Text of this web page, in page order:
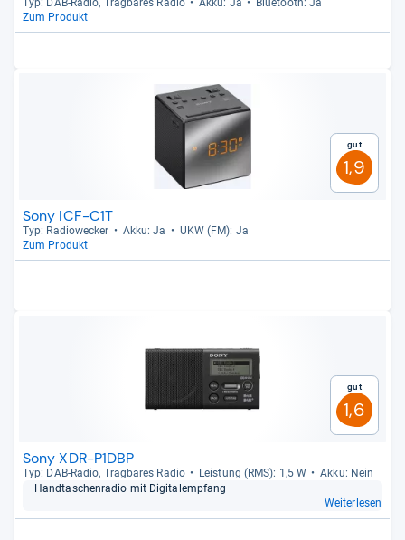
Typ: DAB-​Radio, Trag­ba­res Radio Akku: Ja
Blue­tooth: Ja
Zum Produkt
Gut
1,9
Sony ICF-C1T
Typ: Radio­we­cker Akku: Ja
UKW (FM): Ja
Zum Produkt
Gut
1,6
Sony XDR-P1DBP
Typ: DAB-​Radio, Trag­ba­res Radio Leis­tung (RMS): 1,5 W
Akku: Nein
Hand­ta­schen­ra­dio mit Digi­tal­emp­fang
Weiterlesen